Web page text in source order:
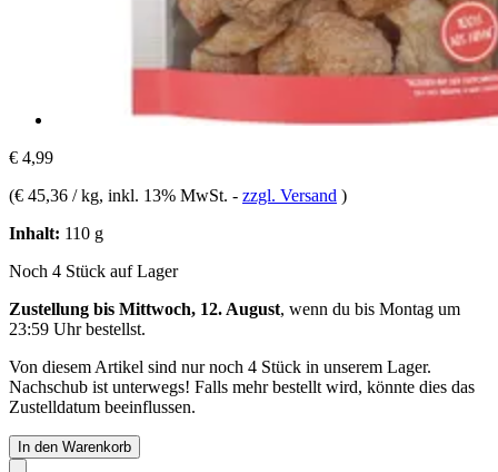
€ 4,99
(€ 45,36 / kg, inkl. 13% MwSt. - zzgl. Versand )
Inhalt: 110 g
Noch 4 Stück auf Lager
Zustellung bis Mittwoch, 12. August, wenn du bis Montag um
23:59 Uhrbestellst.
Von diesem Artikel sind nur noch 4 Stück in unserem Lager.
Nachschub ist unterwegs! Falls mehr bestellt wird, könnte dies das
Zustelldatum beeinflussen.
In den Warenkorb